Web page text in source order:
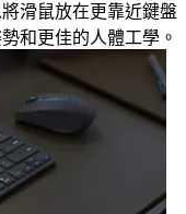
滑鼠放在更靠近鍵盤
和更佳的人體工學。